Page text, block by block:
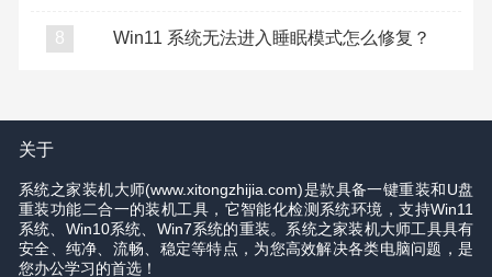
8 Win11 系统无法进入睡眠模式怎么修复？
关于
系统之家装机大师(www.xitongzhijia.com)是款具备一键重装和U盘
重装功能二合一的装机工具，它智能化检测系统环境，支持Win11
系统、Win10系统、Win7系统的重装。系统之家装机大师工具具有
安全、纯净、流畅、稳定等特点，为您高效解决各类电脑问题，是
您办公学习的首选！